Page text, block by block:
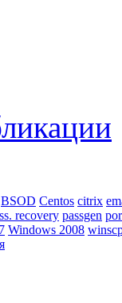
BSOD Centos citrix
recovery passgen
Windows 2008